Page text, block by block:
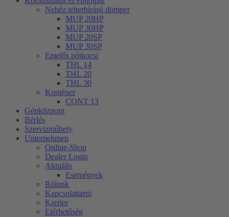
Nehéz teherbírású dömper
MUP 20HP
MUP 30HP
MUP 20SP
MUP 30SP
Emelős pótkocsi
THL 14
THL 20
THL 30
Konténer
CONT 13
Gépközpont
Bérlés
Szervizműhely
Unternehmen
Online-Shop
Dealer Login
Aktuális
Események
Rólunk
Kapcsolattartó
Karrier
Elérhetőség